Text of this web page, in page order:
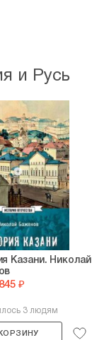
и Русь
Казани. Николай
845 ₽
3 людям